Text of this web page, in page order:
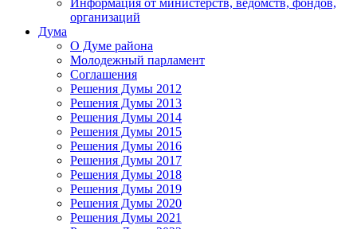
организаций
Дума
О Думе района
Молодежный парламент
Соглашения
Решения Думы 2012
Решения Думы 2013
Решения Думы 2014
Решения Думы 2015
Решения Думы 2016
Решения Думы 2017
Решения Думы 2018
Решения Думы 2019
Решения Думы 2020
Решения Думы 2021